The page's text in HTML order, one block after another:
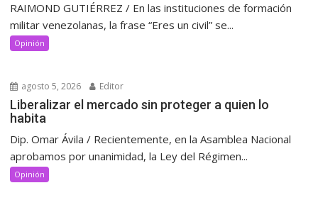
RAIMOND GUTIÉRREZ / En las instituciones de formación
militar venezolanas, la frase “Eres un civil” se...
Opinión
agosto 5, 2026 Editor
Liberalizar el mercado sin proteger a quien lo
habita
Dip. Omar Ávila / Recientemente, en la Asamblea Nacional
aprobamos por unanimidad, la Ley del Régimen...
Opinión